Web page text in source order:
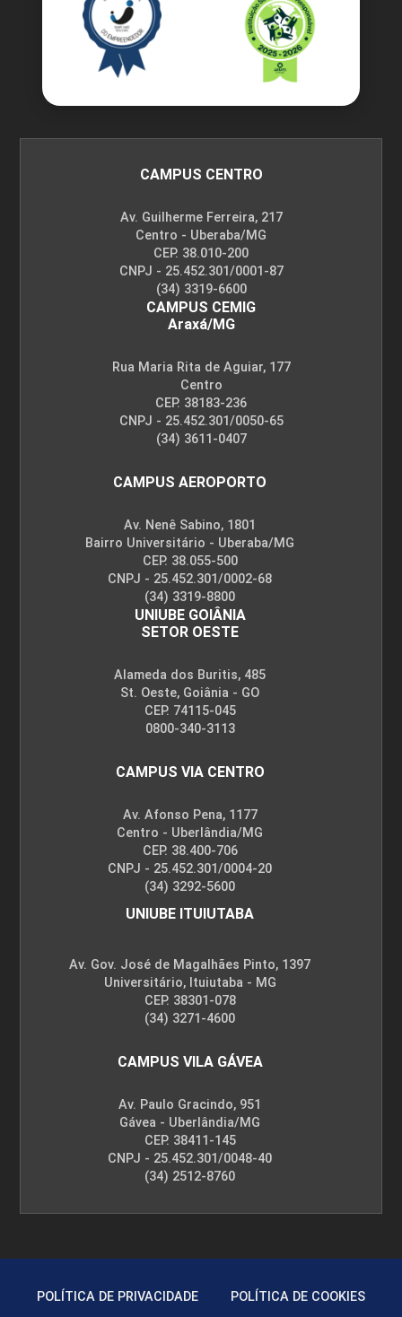
CAMPUS CENTRO
Av. Guilherme Ferreira, 217
Centro - Uberaba/MG
CEP. 38.010-200
CNPJ - 25.452.301/0001-87
(34) 3319-6600
CAMPUS CEMIG
Araxá/MG
Rua Maria Rita de Aguiar, 177
Centro
CEP. 38183-236
CNPJ - 25.452.301/0050-65
(34) 3611-0407
CAMPUS AEROPORTO
Av. Nenê Sabino, 1801
Bairro Universitário - Uberaba/MG
CEP. 38.055-500
CNPJ - 25.452.301/0002-68
(34) 3319-8800
UNIUBE GOIÂNIA
SETOR OESTE
Alameda dos Buritis, 485
St. Oeste, Goiânia - GO
CEP. 74115-045
0800-340-3113
CAMPUS VIA CENTRO
Av. Afonso Pena, 1177
Centro - Uberlândia/MG
CEP. 38.400-706
CNPJ - 25.452.301/0004-20
(34) 3292-5600
UNIUBE ITUIUTABA
Av. Gov. José de Magalhães Pinto, 1397
Universitário, Ituiutaba - MG
CEP. 38301-078
(34) 3271-4600
CAMPUS VILA GÁVEA
Av. Paulo Gracindo, 951
Gávea - Uberlândia/MG
CEP. 38411-145
CNPJ - 25.452.301/0048-40
(34) 2512-8760
POLÍTICA DE PRIVACIDADE POLÍTICA DE COOKIES